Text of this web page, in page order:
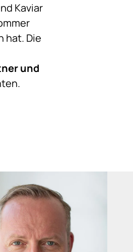
Kaviar
hat. Die
und